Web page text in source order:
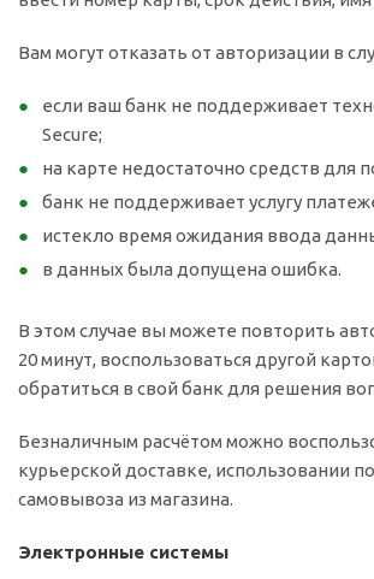
Вам могут отказать от авторизации в
если ваш банк не поддерживает
Secure;
на карте недостаточно средств для
банк не поддерживает услугу
истекло время ожидания ввода
в данных была допущена ошибка.
В этом случае вы можете повторить
20 минут, воспользоваться другой
обратиться в свой банк для решения
Безналичным расчётом можно
курьерской доставке, использовании
самовывоза из магазина.
Электронные системы